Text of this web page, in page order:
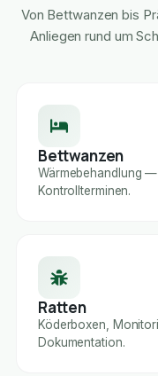
Von Bettwanzen bis
Anliegen rund um
Bettwanzen
Wärmebehandlung
Kontrollterminen.
Ratten
Köderboxen,
Dokumentation.